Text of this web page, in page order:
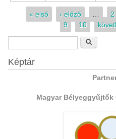
Oldalak
« első ‹ előző 2
9
10
Keresés űrlap
Képtár
Magyar Bélyeggyűjtők